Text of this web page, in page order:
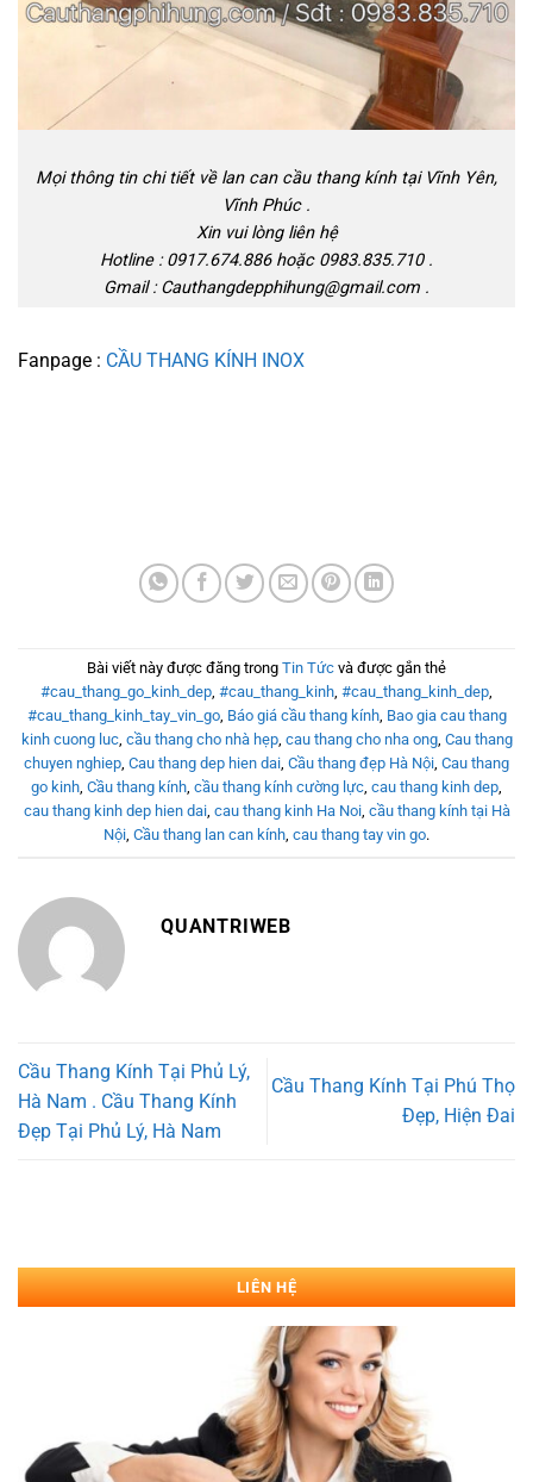
Mọi thông tin chi tiết về lan can cầu thang kính tại Vĩnh Yên,
Vĩnh Phúc .
Xin vui lòng liên hệ
Hotline : 0917.674.886 hoặc 0983.835.710 .
Gmail : Cauthangdepphihung@gmail.com .
Fanpage : CẦU THANG KÍNH INOX
Bài viết này được đăng trong Tin Tức và được gắn thẻ
#cau_thang_go_kinh_dep #cau_thang_kinh #cau_thang_kinh_dep
#cau_thang_kinh_tay_vin_go, Báo giá cầu thang kính, Bao gia cau thang
kinh cuong luc, cầu thang cho nhà hẹp, cau thang cho nha ong, Cau thang
chuyen nghiep Cau thang dep hien dai Cầu thang đẹp Hà Nội Cau thang
go kinh Cầu thang kính cầu thang kính cường lực cau thang kinh dep
cau thang kinh dep hien dai, cau thang kinh Ha Noi, cầu thang kính tại Hà
Nội Cầu thang lan can kính cau thang tay vin go.
QUANTRIWEB
Cầu Thang Kính Tại Phủ Lý,
Hà Nam . Cầu Thang Kính
Đẹp Tại Phủ Lý, Hà Nam
Cầu Thang Kính Tại Phú Thọ
Đẹp, Hiện Đai
LIÊN HỆ